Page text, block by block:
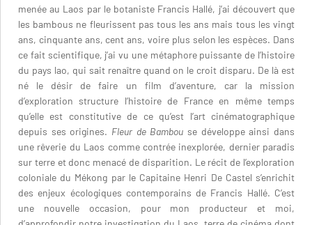
menée au Laos par le botaniste Francis Hallé, j’ai découvert que
les bambous ne fleurissent pas tous les ans mais tous les vingt
ans, cinquante ans, cent ans, voire plus selon les espèces. Dans
ce fait scientifique, j’ai vu une métaphore puissante de l’histoire
du pays lao, qui sait renaître quand on le croit disparu. De là est
né le désir de faire un film d’aventure, car la mission
d’exploration structure l’histoire de France en même temps
qu’elle est constitutive de ce qu’est l’art cinématographique
depuis ses origines. Fleur de Bambou se développe ainsi dans
une rêverie du Laos comme contrée inexplorée, dernier paradis
sur terre et donc menacé de disparition. Le récit de l’exploration
coloniale du Mékong par le Capitaine Henri De Castel s’enrichit
des enjeux écologiques contemporains de Francis Hallé. C’est
une nouvelle occasion, pour mon producteur et moi,